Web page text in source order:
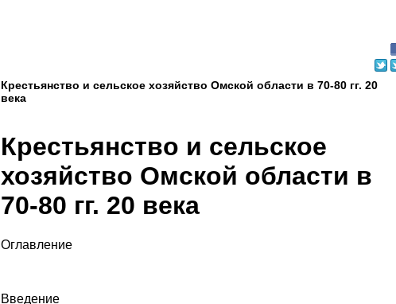
Крестьянство и сельское хозяйство Омской области в 70-80 гг. 20
века
Крестьянство и сельское
хозяйство Омской области в
70-80 гг. 20 века
Оглавление
Введение